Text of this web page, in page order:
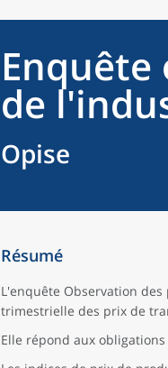
de
Opise
Résumé
L'enquête Observation
trimestrielle des prix de
Elle répond aux